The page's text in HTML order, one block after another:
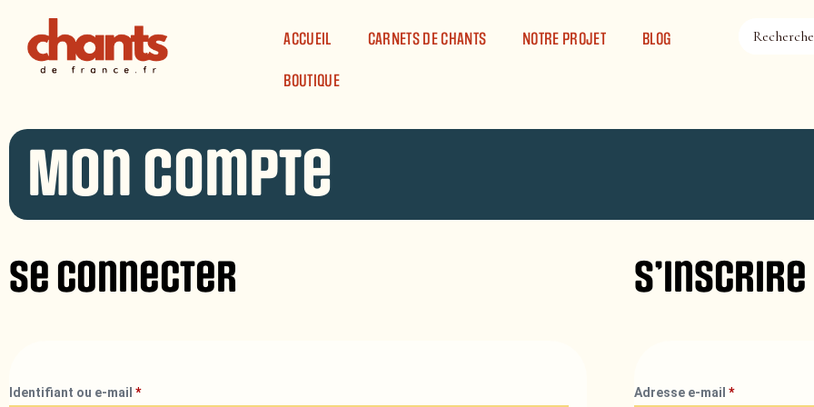
ACCUEIL
CARNETS DE CHANTS NOTRE PROJET BLOG
BOUTIQUE
Mon compte
Se connecter
Identifiant ou e-mail *
S’inscrire
Adresse e-mail*